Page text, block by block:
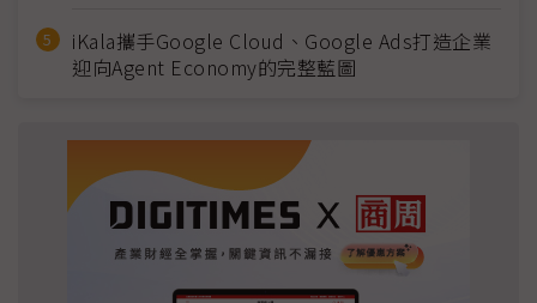
iKala攜手Google Cloud、Google Ads打造企業
迎向Agent Economy的完整藍圖